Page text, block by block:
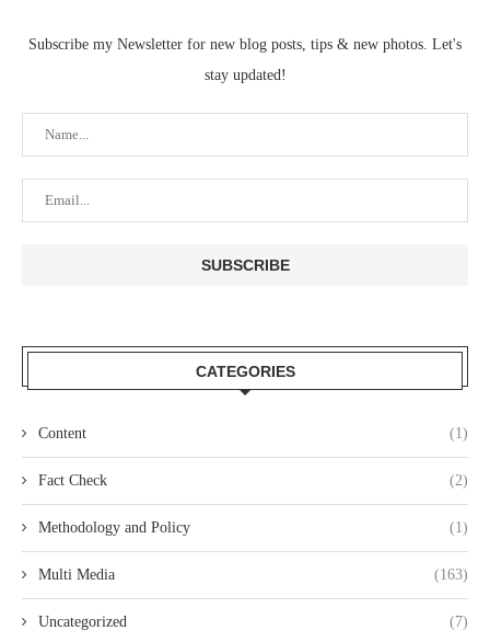
Subscribe my Newsletter for new blog posts, tips & new photos. Let's
stay updated!
CATEGORIES
Content (1)
Fact Check (2)
Methodology and Policy (1)
Multi Media (163)
Uncategorized (7)